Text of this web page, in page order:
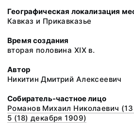
Географическая локализация
Кавказ и Прикавказье
Время создания
вторая половина XIX в.
Автор
Никитин Дмитрий Алексеевич
Собиратель-частное лицо
Романов Михаил Николаевич
5 (18) декабря 1909)